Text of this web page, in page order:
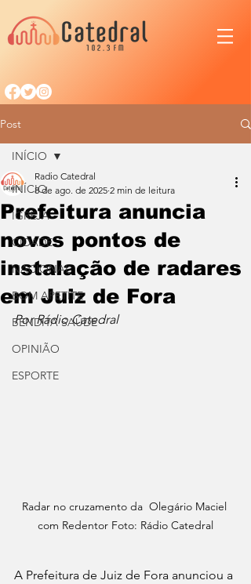
Post
INÍCIO
IGREJA
CIDADE
NACIONAL
BOM APETITE
BENDITA SAÚDE
OPINIÃO
ESPORTE
INÍCIO
Prefeitura anuncia
novos pontos de
instalação de radares
em Juiz de Fora
Radio Catedral
8 de ago. de 2025 2 min de leitura
Por Rádio Catedral
Radar no cruzamento da  Olegário Maciel
com Redentor Foto: Rádio Catedral
A Prefeitura de Juiz de Fora anunciou a